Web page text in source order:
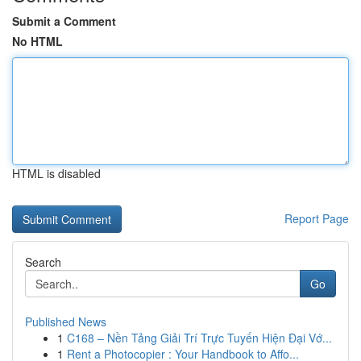
Submit a Comment
No HTML
HTML is disabled
Report Page
Search
Go
Published News
1 C168 – Nền Tảng Giải Trí Trực Tuyến Hiện Đại Vớ...
1 Rent a Photocopier : Your Handbook to Affo...